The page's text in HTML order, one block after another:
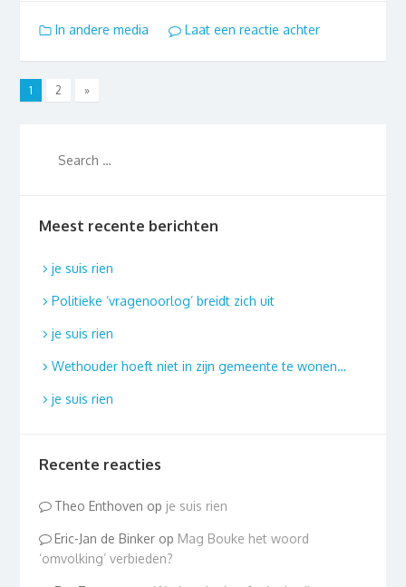
In andere media Laat een reactie achter
1 2 »
Meest recente berichten
je suis rien
Politieke ‘vragenoorlog’ breidt zich uit
je suis rien
Wethouder hoeft niet in zijn gemeente te wonen…
je suis rien
Recente reacties
Theo Enthoven op je suis rien
Eric-Jan de Binker op Mag Bouke het woord
‘omvolking’ verbieden?